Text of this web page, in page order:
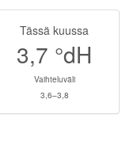
Tässä kuussa
3,7 °dH
Vaihteluväli
3,6–3,8